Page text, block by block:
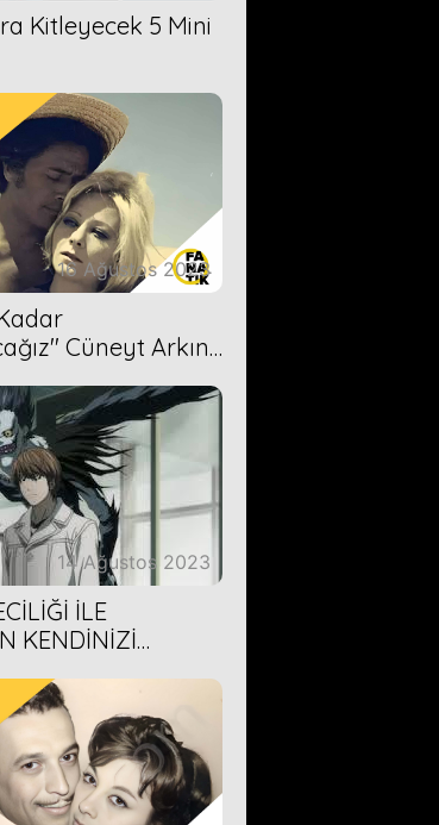
Kitleyecek 5 Mini
16 Ağustos 2023
Cüneyt Arkın-
14 Ağustos 2023
İLE
KENDİNİZİ